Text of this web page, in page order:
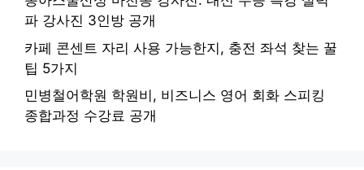
파 강사진 3인방 공개
카페 콘센트 자리 사용 가능한지, 충전 좌석 찾는 꿀
팁 5가지
민병철어학원 학원비, 비즈니스 영어 회화 스피킹
종합과정 수강료 공개